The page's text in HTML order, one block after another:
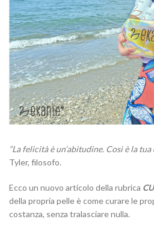
“La felicità è un’abitudine. Così è la
Tyler, filosofo.
Ecco un nuovo articolo della rubrica
della propria pelle è come curare le
costanza, senza tralasciare nulla.